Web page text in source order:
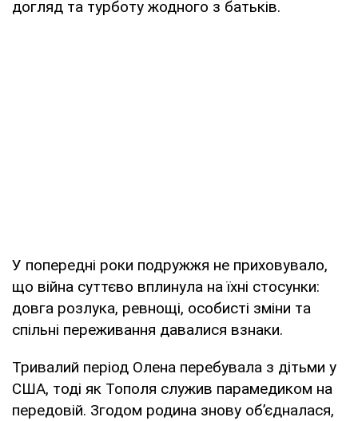
догляд та турботу жодного з батьків.
У попередні роки подружжя не приховувало,
що війна суттєво вплинула на їхні стосунки:
довга розлука, ревнощі, особисті зміни та
спільні переживання давалися взнаки.
Тривалий період Олена перебувала з дітьми у
США, тоді як Тополя служив парамедиком на
передовій. Згодом родина знову об’єдналася,